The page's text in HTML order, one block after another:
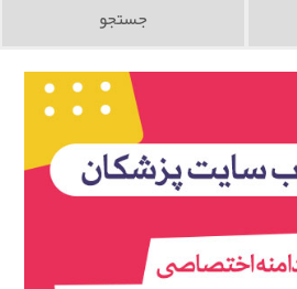
جستجو